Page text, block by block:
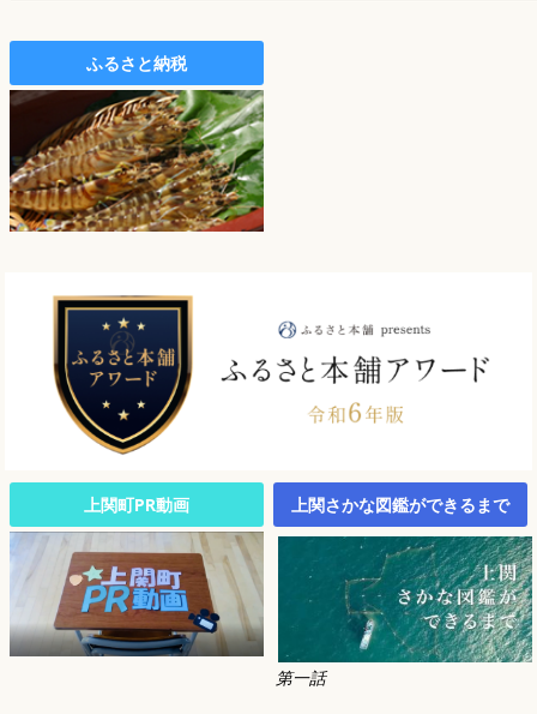
ふるさと納税
上関町PR動画 上関さかな図鑑ができるまで
第一話